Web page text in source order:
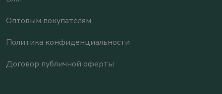
Оптовым покупателям
Политика конфиденциальности
Договор публичной оферты